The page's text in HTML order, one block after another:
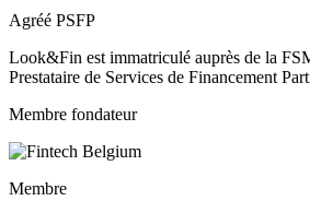
Agréé PSFP
Look&Fin est immatriculé auprès de la
Prestataire de Services de Financement
Membre fondateur
Membre